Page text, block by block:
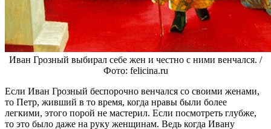
Иван Грозный выбирал себе жен и честно с ними венчался. /
Фото: felicina.ru
Если Иван Грозный беспорочно венчался со своими женами,
то Петр, живший в то время, когда нравы были более
легкими, этого порой не мастерил. Если посмотреть глубже,
то это было даже на руку женщинам. Ведь когда Ивану